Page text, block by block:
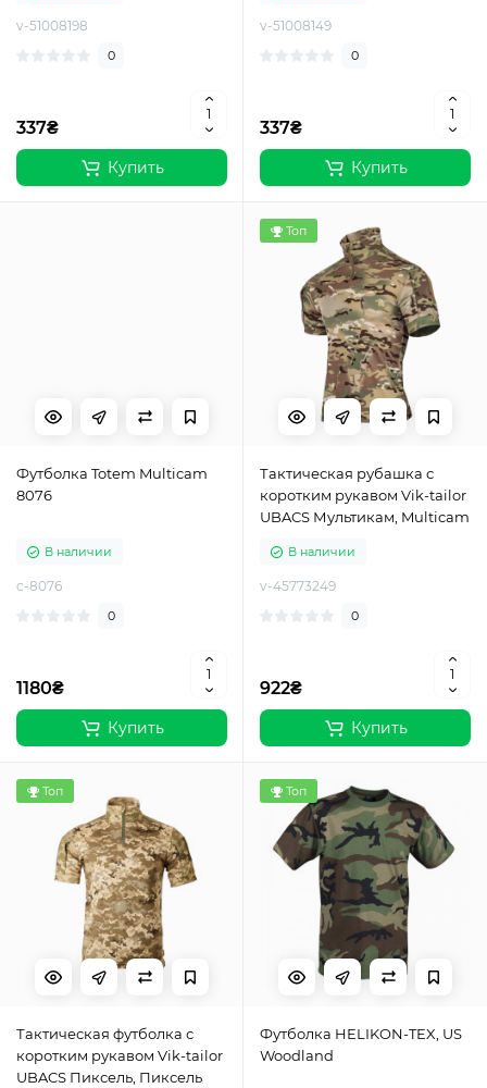
v-51008198
0
337₴
Купить
v-51008149
0
337₴
Купить
Футболка Totem Multicam
8076
В наличии
c-8076
0
1180₴
Купить
Топ
Тактическая рубашка с
коротким рукавом Vik-tailor
UBACS Мультикам, Multicam
В наличии
v-45773249
0
922₴
Купить
Топ
Тактическая футболка с
коротким рукавом Vik-tailor
UBACS Пиксель, Пиксель
Топ
Футболка HELIKON-TEX, US
Woodland